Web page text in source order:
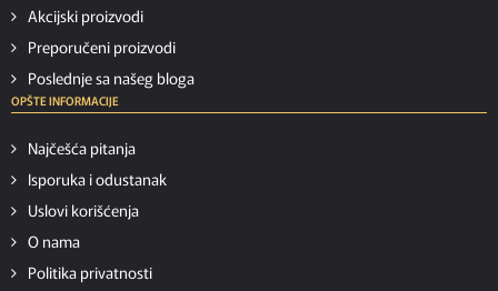
Akcijski proizvodi
Preporučeni proizvodi
Poslednje sa našeg bloga
OPŠTE INFORMACIJE
Najčešća pitanja
Isporuka i odustanak
Uslovi korišćenja
O nama
Politika privatnosti